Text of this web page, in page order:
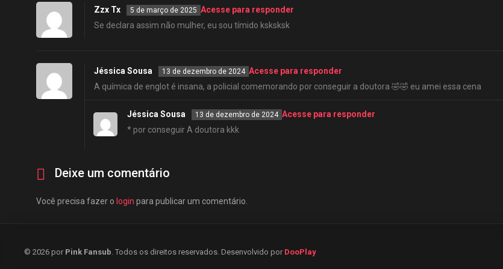
Zzx Tx 5 de março de 2025 Acesse para responder
Se declara assim não mulher, eu sou tímido ksksksk
Jéssica Sousa 13 de dezembro de 2024 Acesse para responder
A química de englot é insana, a policial comemorando por conseguir a doutora 🤣🤣 eu amei essa cena
Jéssica Sousa 13 de dezembro de 2024 Acesse para responder
* por conseguir A doutora kkk
Deixe um comentário
Você precisa fazer o login para publicar um comentário.
© 2026 por Pink Fansub. Todos os direitos reservados. Desenvolvido por DooPlay